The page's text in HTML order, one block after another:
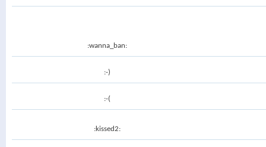
:wanna_ban:
:-)
:-(
:kissed2: